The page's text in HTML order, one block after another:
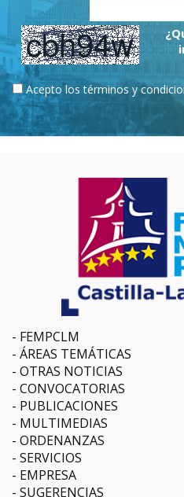
Acepto los términos y
FEMPCLM
ÁREAS TEMÁTICAS
OTRAS NOTICIAS
CONVOCATORIAS
PUBLICACIONES
MULTIMEDIAS
ORDENANZAS
SERVICIOS
EMPRESA
SUGERENCIAS